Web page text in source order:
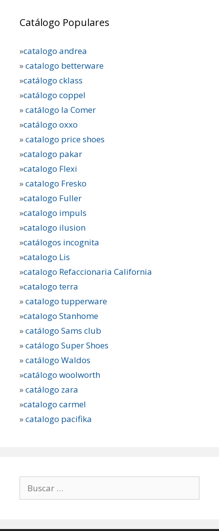
Catálogo Populares
»catalogo andrea
»catalogo betterware
»catálogo cklass
»catálogo coppel
»catálogo la Comer
»catálogo oxxo
»catalogo price shoes
»catalogo pakar
»catalogo Flexi
»catalogo Fresko
»catalogo Fuller
»catalogo impuls
»catalogo ilusion
»catálogos incognita
»catalogo Lis
»catalogo Refaccionaria California
»catalogo terra
»catalogo tupperware
»catalogo Stanhome
»catálogo Sams club
»catálogo Super Shoes
»catálogo Waldos
»catálogo woolworth
»catálogo zara
»catalogo carmel
»catalogo pacifika